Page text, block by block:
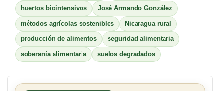
huertos biointensivos José Armando González
métodos agrícolas sostenibles Nicaragua rural
producción de alimentos seguridad alimentaria
soberanía alimentaria suelos degradados